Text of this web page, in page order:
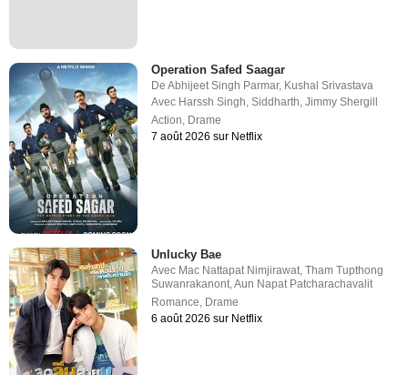
Operation Safed Saagar
DeAbhijeet Singh Parmar, Kushal Srivastava
Avec Harssh Singh ,Siddharth ,Jimmy Shergill
Action Drame
7 août 2026 sur Netflix
Unlucky Bae
Avec Mac Nattapat Nimjirawat,Tham Tupthong
Suwanrakanont,Aun Napat Patcharachavalit
Romance, Drame
6 août 2026 sur Netflix